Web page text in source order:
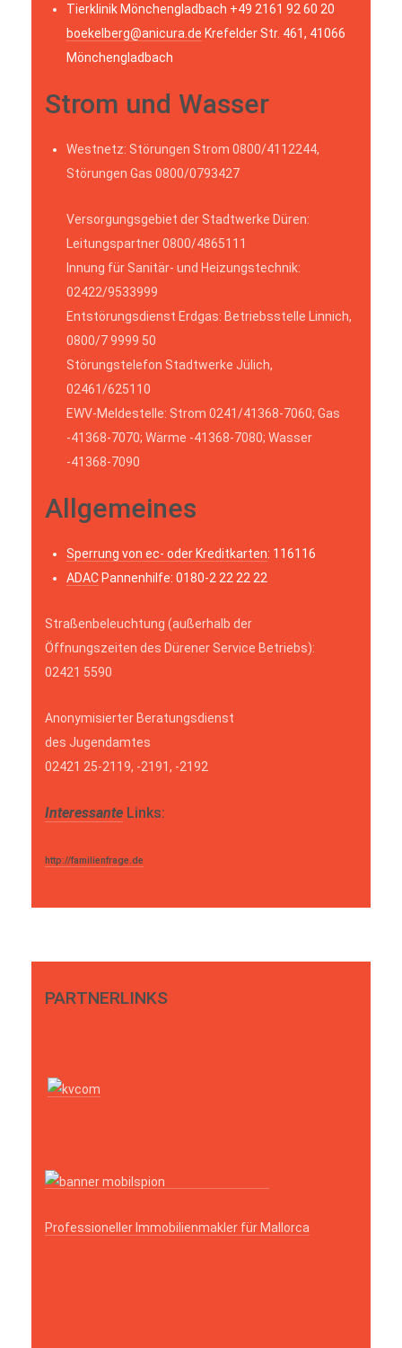
Tierklinik Mönchengladbach +49 2161 92 60 20
boekelberg@anicura.de Krefelder Str. 461, 41066
Mönchengladbach
Strom und Wasser
Westnetz: Störungen Strom 0800/4112244,
Störungen Gas 0800/0793427
Versorgungsgebiet der Stadtwerke Düren:
Leitungspartner 0800/4865111
Innung für Sanitär- und Heizungstechnik:
02422/9533999
Entstörungsdienst Erdgas: Betriebsstelle Linnich,
0800/7 9999 50
Störungstelefon Stadtwerke Jülich,
02461/625110
EWV-Meldestelle: Strom 0241/41368-7060; Gas
-41368-7070; Wärme -41368-7080; Wasser
-41368-7090
Allgemeines
Sperrung von ec- oder Kreditkarten: 116116
ADACPannenhilfe: 0180-2 22 22 22
Straßenbeleuchtung (außerhalb der
Öffnungszeiten des Dürener Service Betriebs):
02421 5590
Anonymisierter Beratungsdienst
des Jugendamtes
02421 25-2119, -2191, -2192
Interessante Links:
http://familienfrage.de
PARTNERLINKS
Professioneller Immobilienmakler für Mallorca